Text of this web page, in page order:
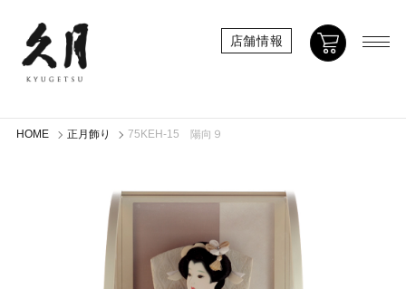
店舗情報
HOME 正月飾り 75KEH-15 陽向９